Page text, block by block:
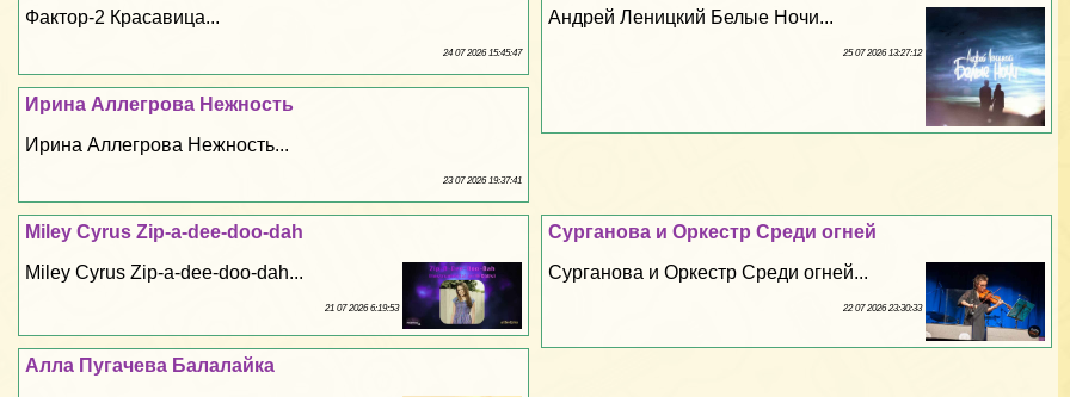
Андрей Леницкий Белые Ночи...
25 07 2026 13:27:12
Фактор-2 Красавица...
24 07 2026 15:45:47
Ирина Аллегрова Нежность
Ирина Аллегрова Нежность...
23 07 2026 19:37:41
Сурганова и Оркестр Среди огней
Сурганова и Оркестр Среди огней...
22 07 2026 23:30:33
Miley Cyrus Zip-a-dee-doo-dah
Miley Cyrus Zip-a-dee-doo-dah...
21 07 2026 6:19:53
Алла Пугачева Балалайка